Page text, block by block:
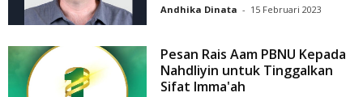
Andhika Dinata - 15 Februari 2023
Pesan Rais Aam PBNU Kepada
Nahdliyin untuk Tinggalkan
Sifat Imma'ah